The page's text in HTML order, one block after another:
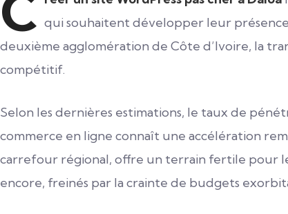
qui souhaitent développer leur présence
deuxième agglomération de Côte d’Ivoire, la
compétitif.
Selon les dernières estimations, le taux de
commerce en ligne connaît une accélération
carrefour régional, offre un terrain fertile pour
encore, freinés par la crainte de budgets